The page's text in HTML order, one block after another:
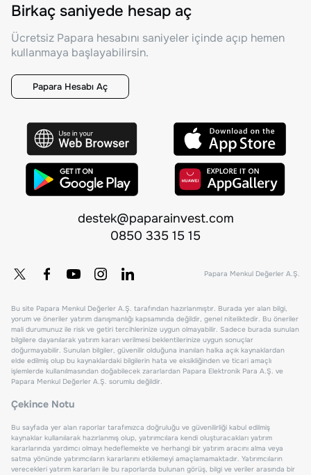
Birkaç saniyede hesap aç
Ücretsiz Papara hesabını saniyeler içinde açıp hemen
kullanmaya başlayabilirsin.
Papara Hesabı Aç
destek@paparainvest.com
0850 335 15 15
Papara Menkul Değerler A.Ş.
Bu site Papara Menkul Değerler A.Ş. tarafından hazırlanmıştır. Burada yer alan bilgi,
yorum ve öneriler yatırım danışmanlığı kapsamında değildir, genel niteliktedir. Bu öneriler
mali durumunuz ile risk ve getiri tercihlerinize uygun olmayabilir. Sadece burada sunulan
bilgilere dayanılarak yatırım kararı verilmesi beklentilerinize uygun sonuçlar
doğurmayabilir. Sunulan bilgiler, güvenilir olduğuna inanılan halka açık kaynaklardan
elde edilmiş olup bu kaynaklardaki bilgilerin hata ve eksikliğinden ve ticari amaçlı
işlemlerde kullanılmasından doğabilecek zararlardan Papara Elektronik Para A.Ş. ve
Papara Menkul Değerler A.Ş. sorumlu değildir.
Çekince Notu
Bu sayfada yer alan raporlar tarafımızca doğruluğu ve güvenilirliği kabul edilmiş
kaynaklar kullanılarak hazırlanmış olup, yatırımcılara kendi oluşturacakları yatırım
kararlarında yardımcı olmayı hedeflemekte ve herhangi bir yatırım aracını alma veya
satma yönünde yatırımcıların kararlarını etkilemeyi amaçlamamaktadır. Yatırımcıların
verecekleri yatırım kararları ile bu raporlarda bulunan görüş, bilgi ve veriler arasında bir